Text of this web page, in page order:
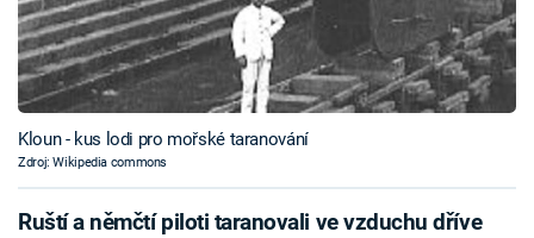
Kloun - kus lodi pro mořské taranování
Zdroj: Wikipedia commons
Ruští a němčtí piloti taranovali ve vzduchu dříve